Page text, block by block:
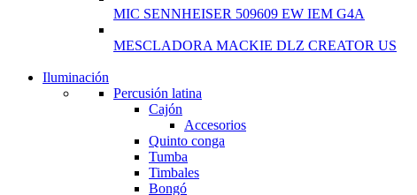
MIC SENNHEISER 509609 EW IEM G4A
MESCLADORA MACKIE DLZ CREATOR US
T50F 9KG/1200 SPIN
Shop Now
Iluminación
Percusión latina
Cajón
Accesorios
Quinto conga
Tumba
Timbales
Bongó